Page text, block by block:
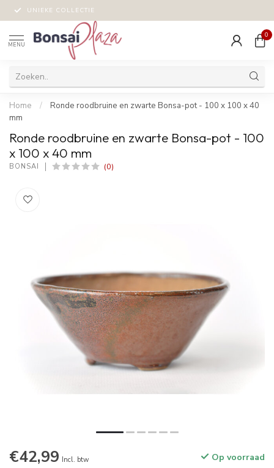
UNIEKE COLLECTIE
MENU
0
Home /
Ronde roodbruine en zwarte Bonsa-pot - 100 x 100 x 40
mm
Ronde roodbruine en zwarte Bonsa-pot - 100
x 100 x 40 mm
BONSAI (0)
€42,99 Incl. btw Op voorraad